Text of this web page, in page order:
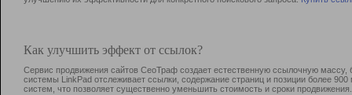
Как улучшить эффект от ссылок?
Сервис продвижения сайтов СеоТраф создает естественную ссылочную
системы LinkPad отслеживает ссылки, содержание страниц и позиции более
систем, что позволяет существенно уменьшить стоимость и сроки продвижения.